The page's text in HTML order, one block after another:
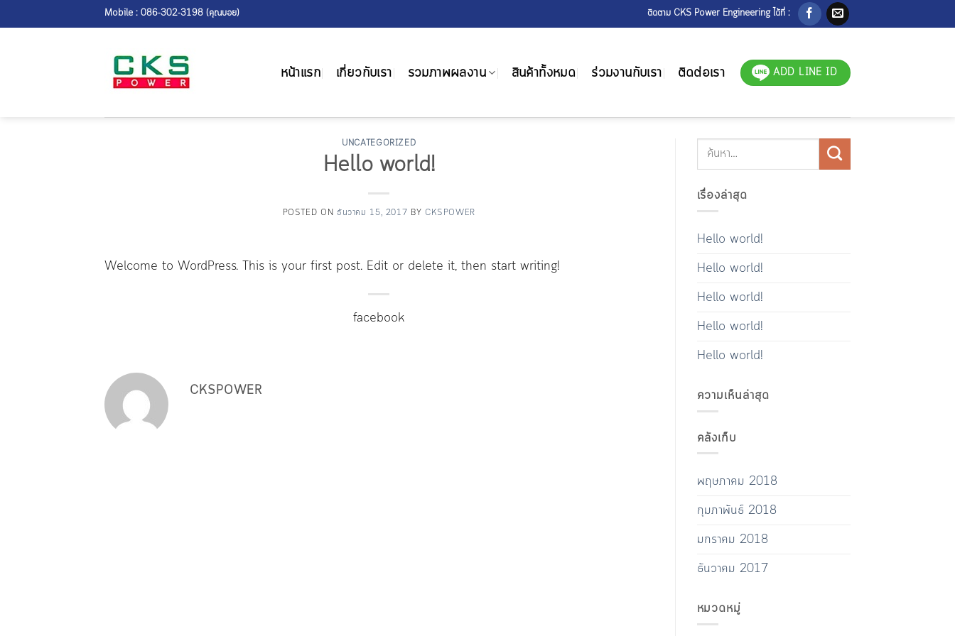
to
Mobile : 086-302-3198 (คุณบอย) ติดตาม CKS Power Engineering ได้ที่ :
หน้าแรก เกี่ยวกับเรา รวมภาพผลงาน สินค้าทั้งหมด ร่วมงานกับเรา ติดต่อเรา ADD LINE ID
UNCATEGORIZED
Hello world!
POSTED ON ธันวาคม 15, 2017 BY CKSPOWER
Welcome to WordPress. This is your first post. Edit or delete it, then start writing!
facebook
CKSPOWER
เรื่องล่าสุด
Hello world!
Hello world!
Hello world!
Hello world!
Hello world!
ความเห็นล่าสุด
คลังเก็บ
พฤษภาคม 2018
กุมภาพันธ์ 2018
มกราคม 2018
ธันวาคม 2017
หมวดหมู่